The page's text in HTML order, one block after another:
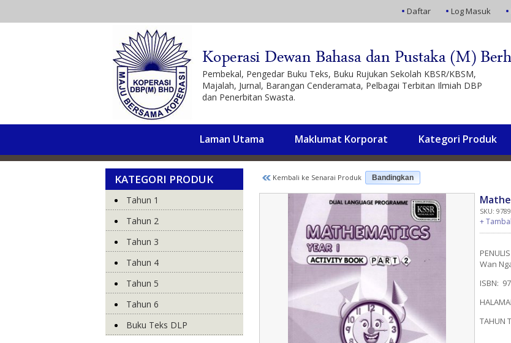
Daftar Log Masuk
Pembekal, Pengedar Buku Teks, Buku Rujukan Sekolah KBSR/KBSM,
Majalah, Jurnal, Barangan Cenderamata, Pelbagai Terbitan Ilmiah DBP
dan Penerbitan Swasta.
Laman Utama Maklumat Korporat Kategori Produk
KATEGORI PRODUK
Tahun 1
Tahun 2
Tahun 3
Tahun 4
Tahun 5
Tahun 6
Buku Teks DLP
Kembali ke Senarai Produk Bandingkan
SKU:
+
Wan
ISBN:
TAHUN